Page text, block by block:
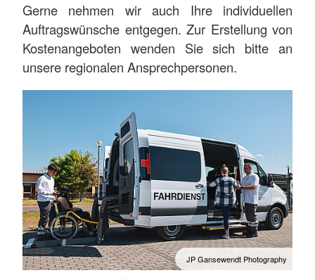
JP Gansewendt Photography
Gerne nehmen wir auch Ihre individuellen
Auftragswünsche entgegen. Zur Erstellung von
Kostenangeboten wenden Sie sich bitte an
unsere regionalen Ansprechpersonen.